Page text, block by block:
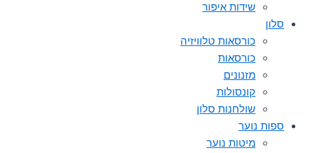
שידות איפור
סלון
כורסאות טלוויזיה
כורסאות
מזנונים
קונסולות
שולחנות סלון
ספות נוער
מיטות נוער